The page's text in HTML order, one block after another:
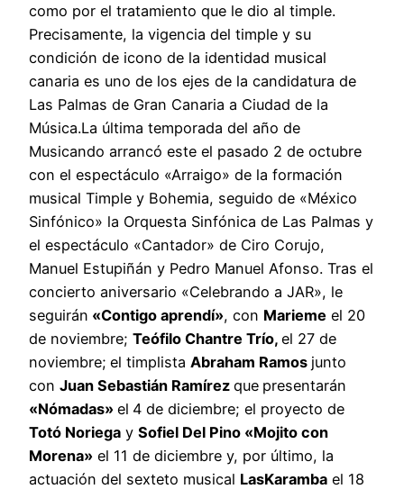
como por el tratamiento que le dio al timple.
Precisamente, la vigencia del timple y su
condición de icono de la identidad musical
canaria es uno de los ejes de la candidatura de
Las Palmas de Gran Canaria a Ciudad de la
Música.La última temporada del año de
Musicando arrancó este el pasado 2 de octubre
con el espectáculo «Arraigo» de la formación
musical Timple y Bohemia, seguido de «México
Sinfónico» la Orquesta Sinfónica de Las Palmas y
el espectáculo «Cantador» de Ciro Corujo,
Manuel Estupiñán y Pedro Manuel Afonso. Tras el
concierto aniversario «Celebrando a JAR», le
seguirán «Contigo aprendí», con Marieme el 20
de noviembre; Teófilo Chantre Trío, el 27 de
noviembre; el timplista Abraham Ramos junto
con Juan Sebastián Ramírez que presentarán
«Nómadas» el 4 de diciembre; el proyecto de
Totó Noriega y Sofiel Del Pino «Mojito con
Morena» el 11 de diciembre y, por último, la
actuación del sexteto musical LasKaramba el 18